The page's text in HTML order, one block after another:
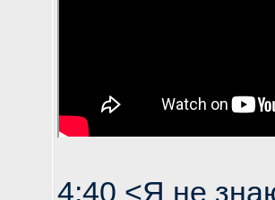
4:40 <Я не